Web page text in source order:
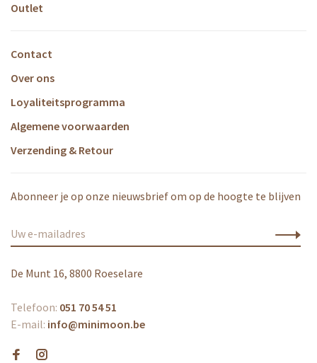
Outlet
Contact
Over ons
Loyaliteitsprogramma
Algemene voorwaarden
Verzending & Retour
Abonneer je op onze nieuwsbrief om op de hoogte te blijven
De Munt 16, 8800 Roeselare
Telefoon: 051 70 54 51
E-mail: info@minimoon.be